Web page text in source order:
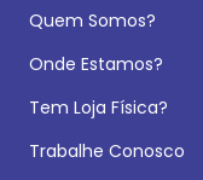
Quem Somos?
Onde Estamos?
Tem Loja Física?
Trabalhe Conosco